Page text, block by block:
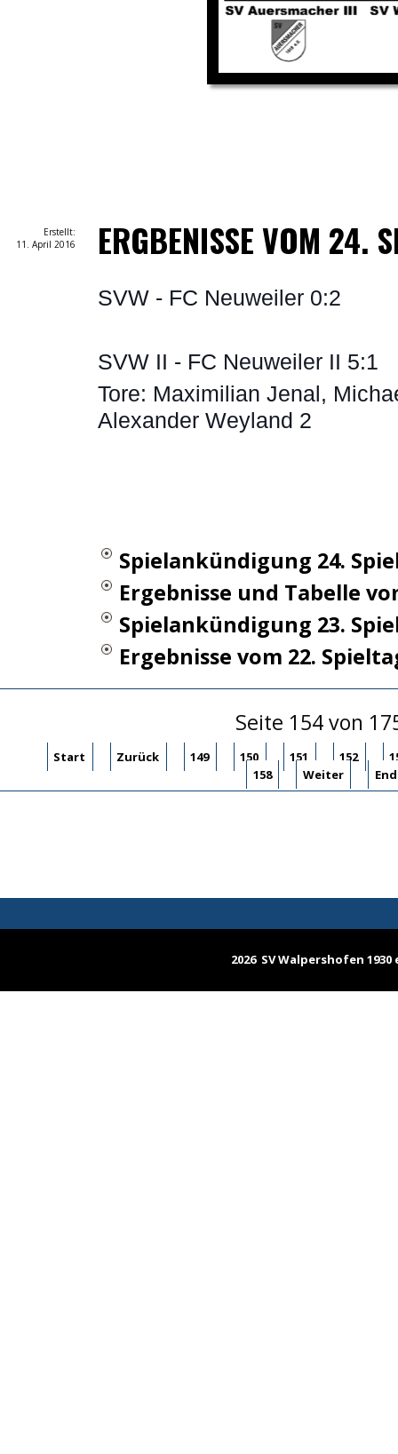
Erstellt:
11. April 2016
ERGBENISSE VOM 24.
SVW - FC Neuweiler 0:2
SVW II - FC Neuweiler II 5:1
Tore: Maximilian Jenal,
Alexander Weyland 2
Spielankündigung 24.
Ergebnisse und Tabelle
Spielankündigung 23.
Ergebnisse vom 22.
Seite 154 von
Start Zurück 149 150 151 152
158
Weiter
2026 SV Walpershofen